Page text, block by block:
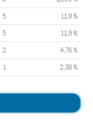
5 11,9 %
5 11,9 %
2 4,76 %
1 2,38 %